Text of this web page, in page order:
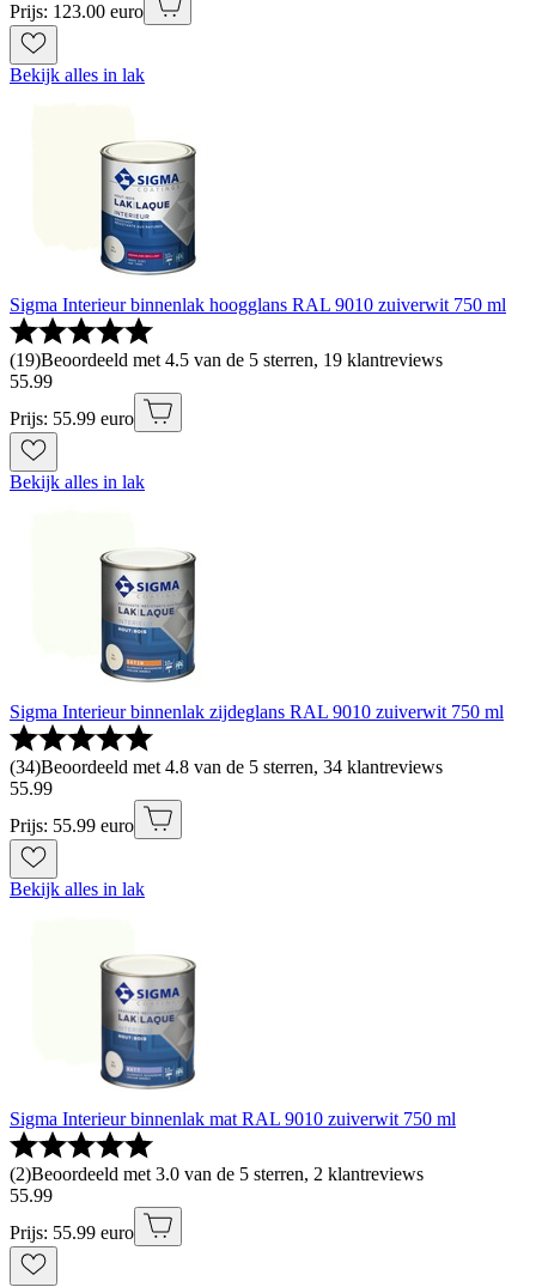
Prijs: 123.00 euro
Bekijk alles in lak
Sigma Interieur binnenlak hoogglans RAL 9010 zuiverwit 750 ml
(19)Beoordeeld met 4.5 van de 5 sterren, 19 klantreviews
55.99
Prijs: 55.99 euro
Bekijk alles in lak
Sigma Interieur binnenlak zijdeglans RAL 9010 zuiverwit 750 ml
(34)Beoordeeld met 4.8 van de 5 sterren, 34 klantreviews
55.99
Prijs: 55.99 euro
Bekijk alles in lak
Sigma Interieur binnenlak mat RAL 9010 zuiverwit 750 ml
(2)Beoordeeld met 3.0 van de 5 sterren, 2 klantreviews
55.99
Prijs: 55.99 euro